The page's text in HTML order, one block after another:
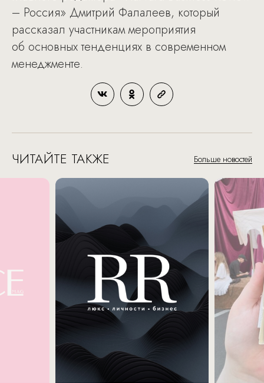
– Россия» Дмитрий Фалалеев, который
рассказал участникам мероприятия
об основных тенденциях в современном
менеджменте.
ЧИТАЙТЕ ТАКЖЕ Больше новостей